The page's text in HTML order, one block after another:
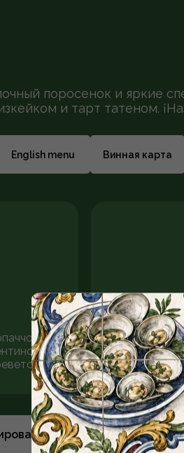
стол
поросенок и яркие
и тарт татеном.
из
Арроз с
и филе
English menu Винная карта